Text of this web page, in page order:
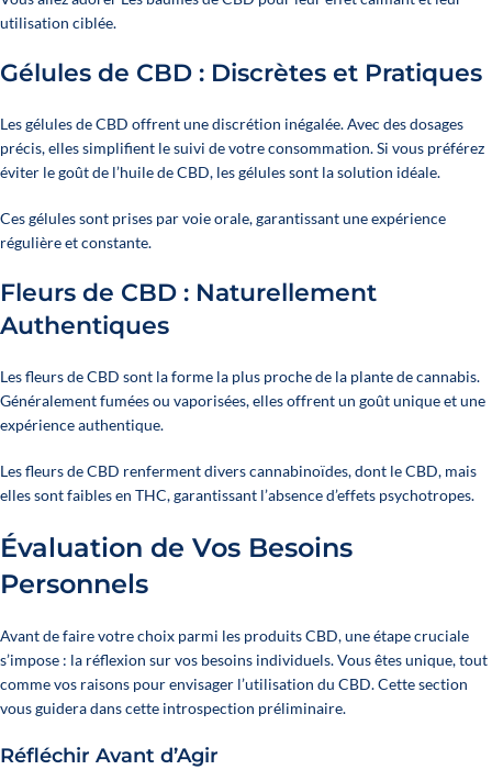
utilisation ciblée.
Gélules de CBD : Discrètes et Pratiques
Les gélules de CBD offrent une discrétion inégalée. Avec des dosages
précis, elles simplifient le suivi de votre consommation. Si vous préférez
éviter le goût de l’huile de CBD, les gélules sont la solution idéale.
Ces gélules sont prises par voie orale, garantissant une expérience
régulière et constante.
Fleurs de CBD : Naturellement
Authentiques
Les fleurs de CBD sont la forme la plus proche de la plante de cannabis.
Généralement fumées ou vaporisées, elles offrent un goût unique et une
expérience authentique.
Les fleurs de CBD renferment divers cannabinoïdes, dont le CBD, mais
elles sont faibles en THC, garantissant l’absence d’effets psychotropes.
Évaluation de Vos Besoins
Personnels
Avant de faire votre choix parmi les produits CBD, une étape cruciale
s’impose : la réflexion sur vos besoins individuels. Vous êtes unique, tout
comme vos raisons pour envisager l’utilisation du CBD. Cette section
vous guidera dans cette introspection préliminaire.
Réfléchir Avant d’Agir